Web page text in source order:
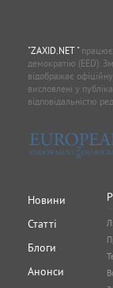
"ZAXID.NET "працює
демократію (EED).
відображає
висловлені у
відповідальністю
Новини
Статті
Блоги
Анонси